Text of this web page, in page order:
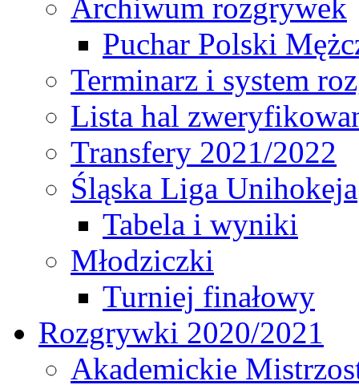
Archiwum rozgrywek
Puchar Polski
Terminarz i system
Lista hal
Transfery 2021/2022
Śląska Liga Unihokeja
Tabela i wyniki
Młodziczki
Turniej finałowy
Rozgrywki 2020/2021
Akademickie